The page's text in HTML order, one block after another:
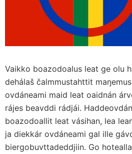
Vaikko boazodoalus leat ge olu
dehálaš čalmmustahttit
ovdáneami maid leat oaidnán
rájes beavddi rádjái.
boazodoallit leat vásihan, lea
ja diekkár ovdáneami gal ille
biergobuvttadeddjiin. Go